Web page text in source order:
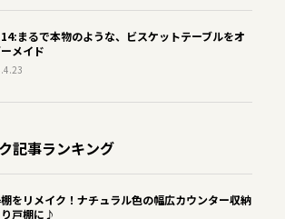
まるで本物のような、ビスケットテーブルをオ
メイド
記事ランキング
をリメイク！ナチュラル色の幅広カウンター収納
り戸棚に♪